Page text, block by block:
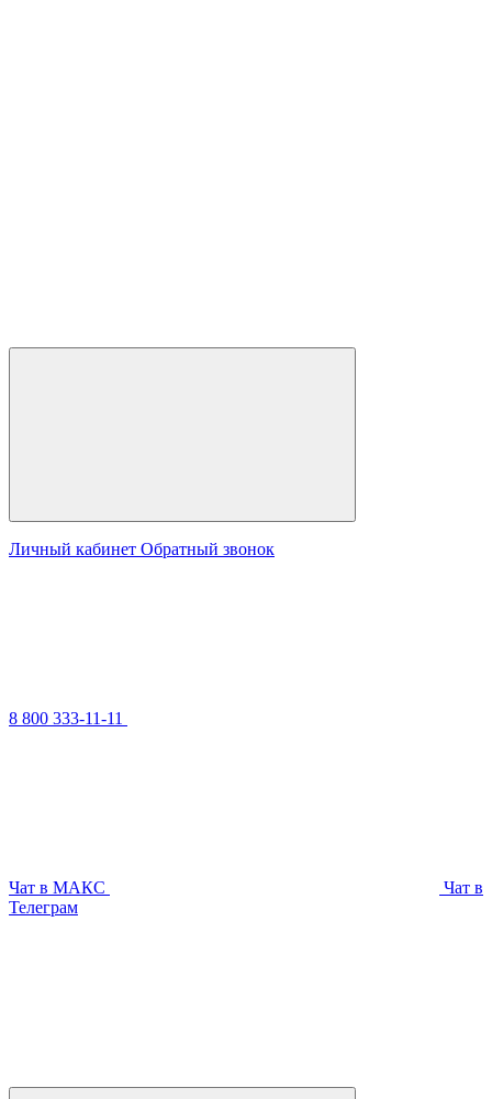
Личный кабинет Обратный звонок
8 800 333-11-11
Чат в МАКС
Чат в
Телеграм